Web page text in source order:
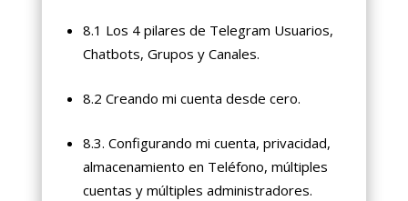
8.1 Los 4 pilares de Telegram Usuarios,
Chatbots, Grupos y Canales.
8.2 Creando mi cuenta desde cero.
8.3. Configurando mi cuenta, privacidad,
almacenamiento en Teléfono, múltiples
cuentas y múltiples administradores.